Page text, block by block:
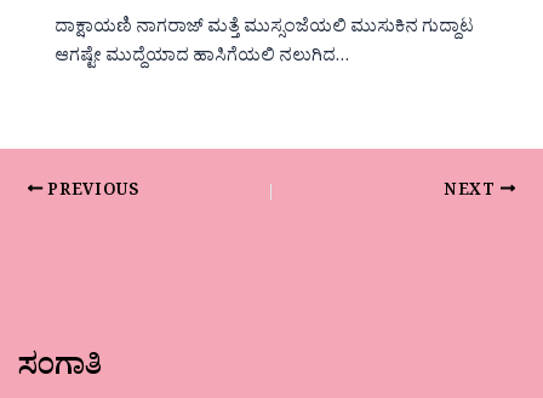
ದಾಕ್ಷಾಯಣಿ ನಾಗರಾಜ್ ಮತ್ತೆ ಮುಸ್ಸಂಜೆಯಲಿ ಮುಸುಕಿನ ಗುದ್ದಾಟ
ಆಗಷ್ಟೇ ಮುದ್ದೆಯಾದ ಹಾಸಿಗೆಯಲಿ ನಲುಗಿದ…
PREVIOUS NEXT
ಸಂಗಾತಿ